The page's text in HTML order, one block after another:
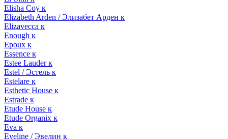
Elisha Coy к
Elizabeth Arden / Элизабет Арден к
Elizavecca к
Enough к
Epoux к
Essence к
Estee Lauder к
Estel / Эстель к
Estelare к
Esthetic House к
Estrade к
Etude House к
Etude Organix к
Eva к
Eveline / Эвелин к